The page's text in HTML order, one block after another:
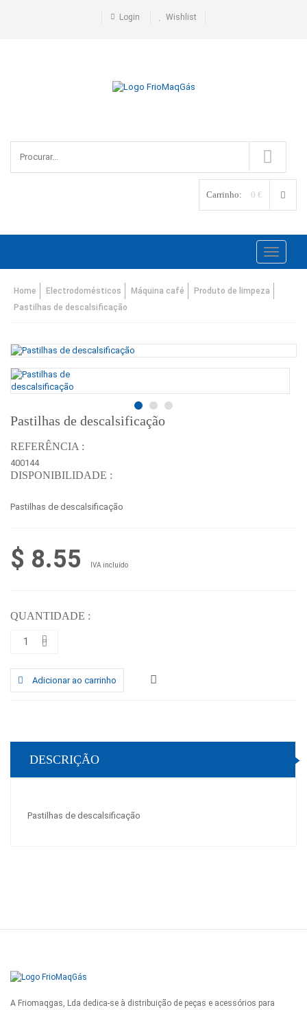
Login Wishlist
Carrinho: 0 €
Toggle
Home Electrodomésticos Máquina café
Produto de limpeza
Pastilhas de descalsificação
Pastilhas de descalsificação
REFERÊNCIA :
400144
DISPONIBILIDADE :
Pastilhas de descalsificação
$ 8.55 IVA incluído
QUANTIDADE :
Adicionar ao carrinho
DESCRIÇÃO
Pastilhas de descalsificação
A Friomaqgas, Lda dedica-se à distribuição de peças e acessórios para